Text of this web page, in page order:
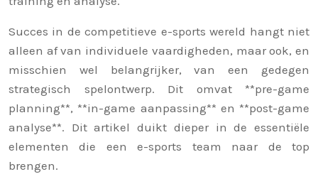
Succes in de competitieve e-sports wereld hangt niet
alleen af van individuele vaardigheden, maar ook, en
misschien wel belangrijker, van een gedegen
strategisch spelontwerp. Dit omvat **pre-game
planning**, **in-game aanpassing** en **post-game
analyse**. Dit artikel duikt dieper in de essentiële
elementen die een e-sports team naar de top
brengen.